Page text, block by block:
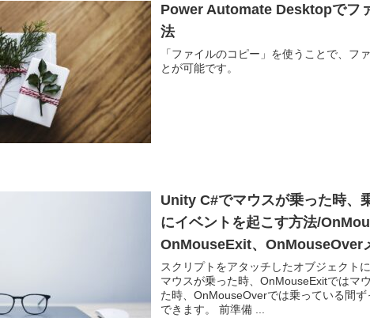
Power Automate Desktopでフ
法
「ファイルのコピー」を使うことで、フ
とが可能です。
Unity C#でマウスが乗った時、
にイベントを起こす方法/
OnMouseExit、OnMouseOver
スクリプトをアタッチしたオブジェクト
マウスが乗った時、OnMouseExitではマ
た時、OnMouseOverでは乗っている間
できます。 前準備 ...